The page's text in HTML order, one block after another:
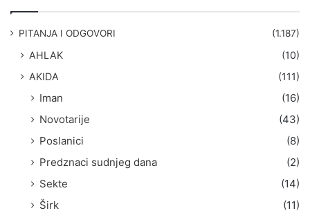
PITANJA I ODGOVORI (1.187)
AHLAK
(10)
AKIDA
(111)
Iman
(16)
Novotarije
(43)
Poslanici
(8)
Predznaci sudnjeg dana
(2)
Sekte
(14)
Širk
(11)